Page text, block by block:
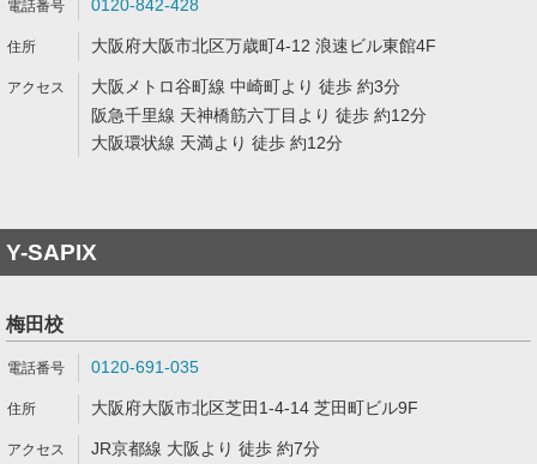
0120-842-428
大阪府大阪市北区万歳町4-12 浪速ビル東館4F
大阪メトロ谷町線 中崎町より 徒歩 約3分
阪急千里線 天神橋筋六丁目より 徒歩 約12分
大阪環状線 天満より 徒歩 約12分
Y-SAPIX
梅田校
0120-691-035
大阪府大阪市北区芝田1-4-14 芝田町ビル9F
JR京都線 大阪より 徒歩 約7分